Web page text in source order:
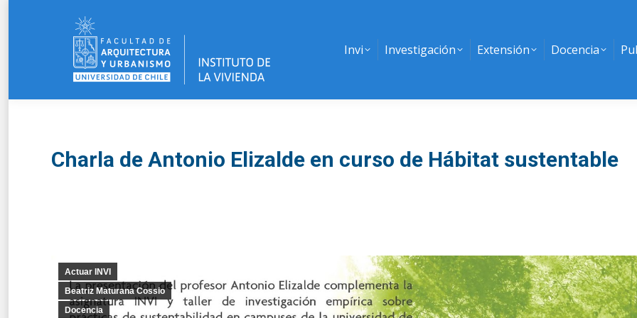
Invi Investigación Extensión Docencia
Charla de Antonio Elizalde en curso de Hábitat sustentable
Actuar INVI
Beatriz Maturana Cossio
Docencia